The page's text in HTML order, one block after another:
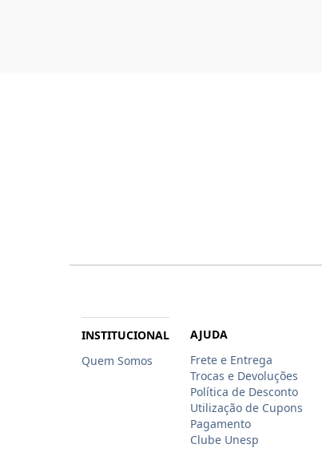
INSTITUCIONAL
Quem Somos
AJUDA
Frete e Entrega
Trocas e Devoluções
Política de Desconto
Utilização de Cupons
Pagamento
Clube Unesp